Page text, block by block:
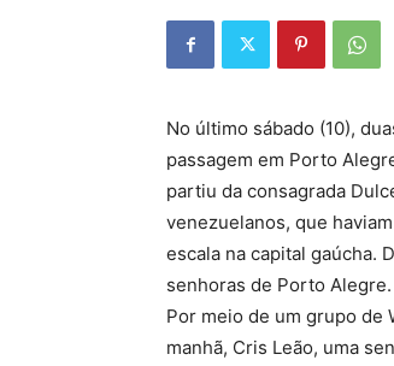
No último sábado (10),
passagem em Porto
partiu da consagrada
venezuelanos, que
escala na capital gaúcha.
senhoras de Porto Alegre.
Por meio de um grupo de
manhã, Cris Leão, uma